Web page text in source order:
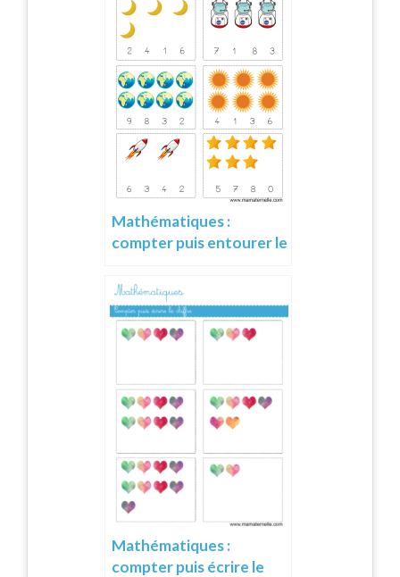
Mathématiques :
compter puis entourer le
Mathématiques :
compter puis écrire le